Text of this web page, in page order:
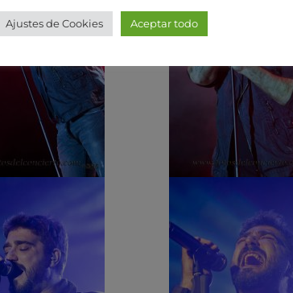
Ajustes de Cookies Aceptar todo